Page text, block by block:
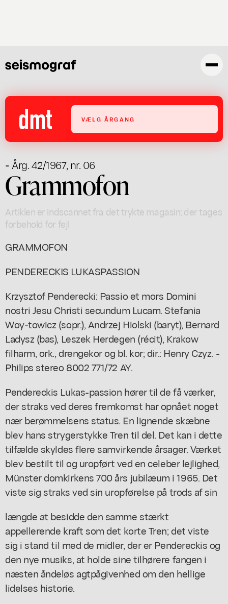
VÆLG ÅRGANG
- Årg. 42/1967, nr. 06
Grammofon
Artiklen er indscannet fra det trykte magasin; der tages
forbehold for fejl
GRAMMOFON
PENDERECKIS LUKASPASSION
Krzysztof Penderecki: Passio et mors Domini
nostri Jesu Christi secundum Lucam. Stefania
Woy-towicz (sopr.), Andrzej Hiolski (baryt), Bernard
Ladysz (bas), Leszek Herdegen (récit), Krakow
filharm, ork., drengekor og bl. kor; dir.: Henry Czyz. -
Philips stereo 8002 771/72 AY.
Pendereckis Lukas-passion hører til de få værker,
der straks ved deres fremkomst har opnået noget
nær berømmelsens status. En lignende skæbne
blev hans strygerstykke Tren til del. Det kan i dette
tilfælde skyldes flere samvirkende årsager. Værket
blev bestilt til og uropført ved en celeber lejlighed,
Münster domkirkens 700 års jubilæum i 1965. Det
viste sig straks ved sin uropførelse på trods af sin
længde at besidde den samme stærkt
appellerende kraft som det korte Tren; det viste
sig i stand til med de midler, der er Pendereckis og
den nye musiks, at holde sine tilhørere fangen i
næsten åndeløs agtpågivenhed om den hellige
lidelses historie.